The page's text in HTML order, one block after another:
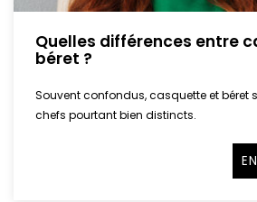
Quelles différences entre
béret ?
Souvent confondus, casquette et béret
chefs pourtant bien distincts.